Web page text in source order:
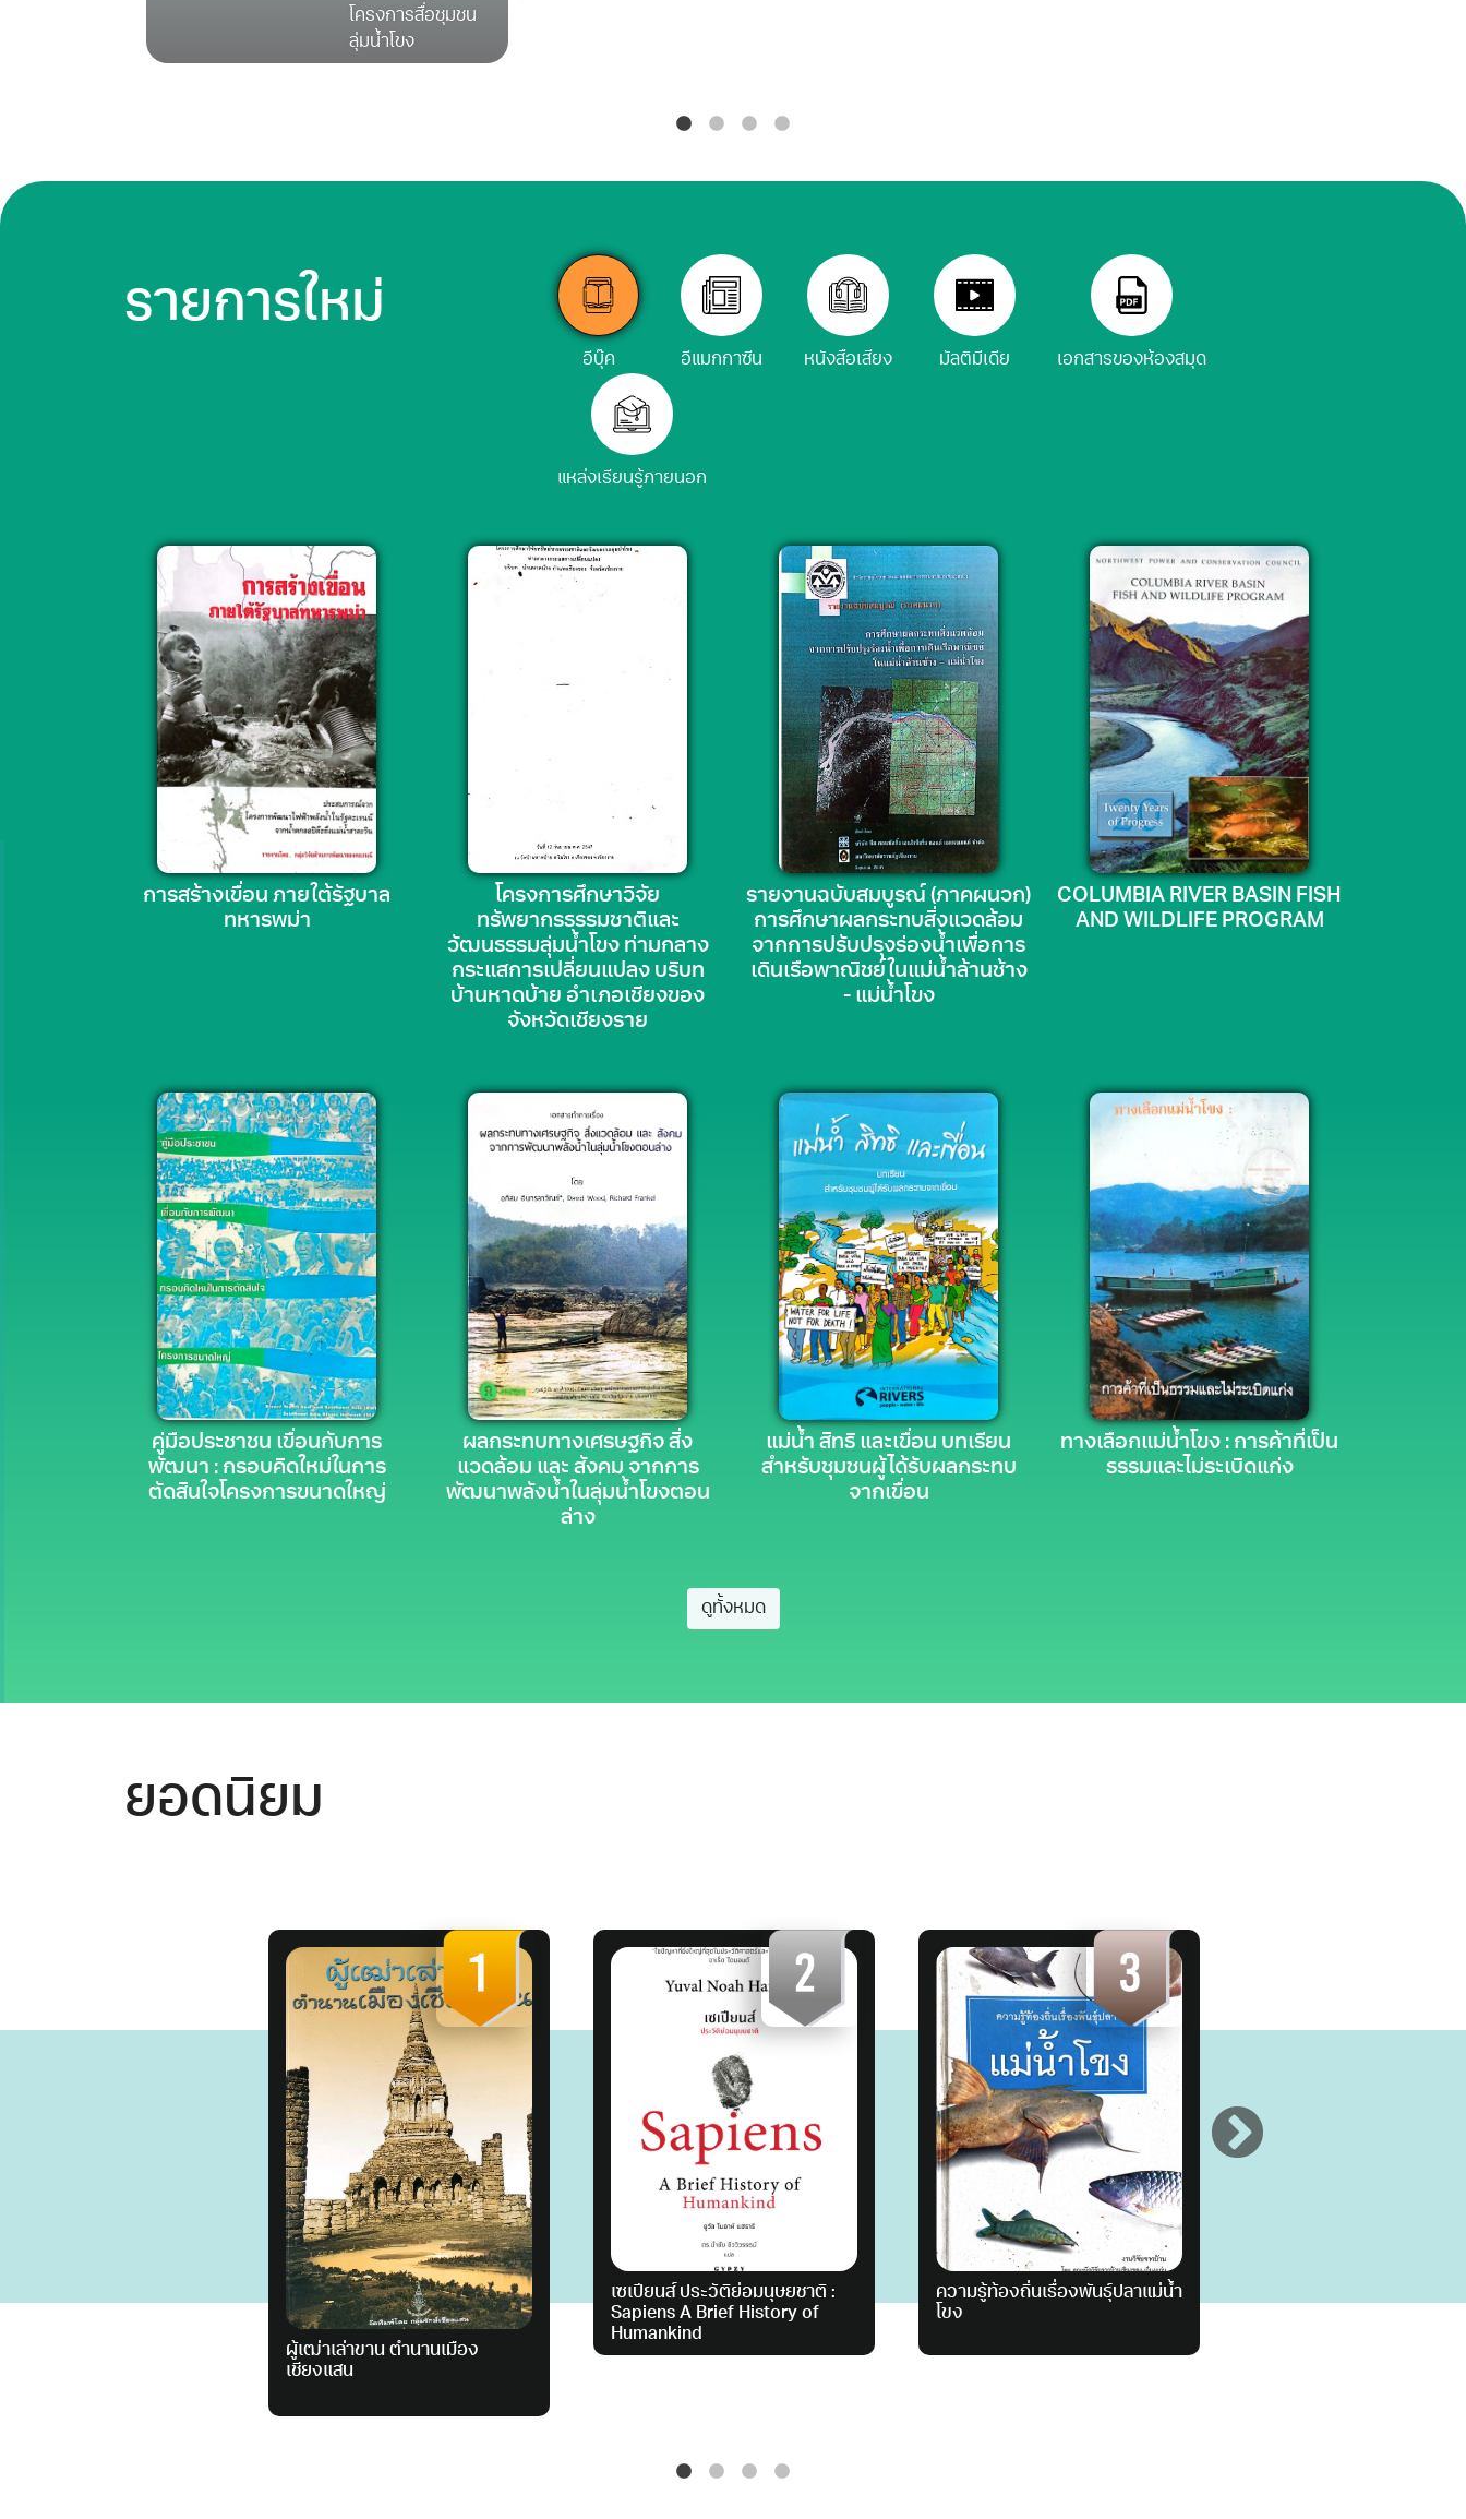
โครงการสื่อชุมชน
ลุ่มน้ำโขง
รายการใหม่
อีบุ๊ค อีแมกกาซีน หนังสือเสียง มัลติมีเดีย เอกสารของห้องสมุด
แหล่งเรียนรู้ภายนอก
การสร้างเขื่อน ภายใต้รัฐบาล
ทหารพม่า
โครงการศึกษาวิจัย
ทรัพยากรธรรมชาติและ
วัฒนธรรมลุ่มน้ำโขง ท่ามกลาง
กระแสการเปลี่ยนแปลง บริบท
บ้านหาดบ้าย อำเภอเชียงของ
จังหวัดเชียงราย
รายงานฉบับสมบูรณ์ (ภาคผนวก)
การศึกษาผลกระทบสิ่งแวดล้อม
จากการปรับปรุงร่องน้ำเพื่อการ
เดินเรือพาณิชย์ในแม่น้ำล้านช้าง
- แม่น้ำโขง
COLUMBIA RIVER BASIN FISH
AND WILDLIFE PROGRAM
คู่มือประชาชน เขื่อนกับการ
พัฒนา : กรอบคิดใหม่ในการ
ตัดสินใจโครงการขนาดใหญ่
ผลกระทบทางเศรษฐกิจ สิ่ง
แวดล้อม และ สังคม จากการ
พัฒนาพลังน้ำในลุ่มน้ำโขงตอน
ล่าง
แม่น้ำ สิทธิ และเขื่อน บทเรียน
สำหรับชุมชนผู้ได้รับผลกระทบ
จากเขื่อน
ทางเลือกแม่น้ำโขง : การค้าที่เป็น
ธรรมและไม่ระเบิดแก่ง
ดูทั้งหมด
ยอดนิยม
ผู้เฒ่าเล่าขาน ตำนานเมือง
เชียงแสน
เซเปียนส์ ประวัติย่อมนุษยชาติ :
Sapiens A Brief History of
Humankind
ความรู้ท้องถิ่นเรื่องพันธุ์ปลาแม่น้ำ
โขง